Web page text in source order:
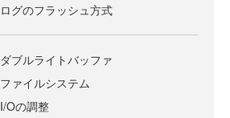
ログのフラッシュ方式
ダブルライトバッファ
ファイルシステム
I/Oの調整